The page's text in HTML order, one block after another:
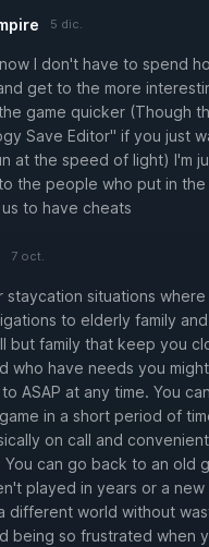
5 dic.
I don't have to spend
get to the more
game quicker (Though
Save Editor" if you just
at the speed of light) I'm
the people who put in the
to have cheats
7 oct.
staycation situations where
to elderly family and
but family that keep you
who have needs you
ASAP at any time. You
in a short period of
on call and
You can go back to an old
played in years or a new
different world without
being so frustrated when